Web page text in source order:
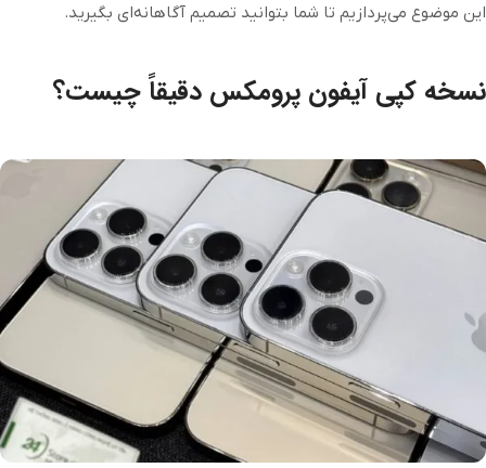
این موضوع می‌پردازیم تا شما بتوانید تصمیم آگاهانه‌ای بگیرید.
نسخه کپی آیفون پرومکس دقیقاً چیست؟